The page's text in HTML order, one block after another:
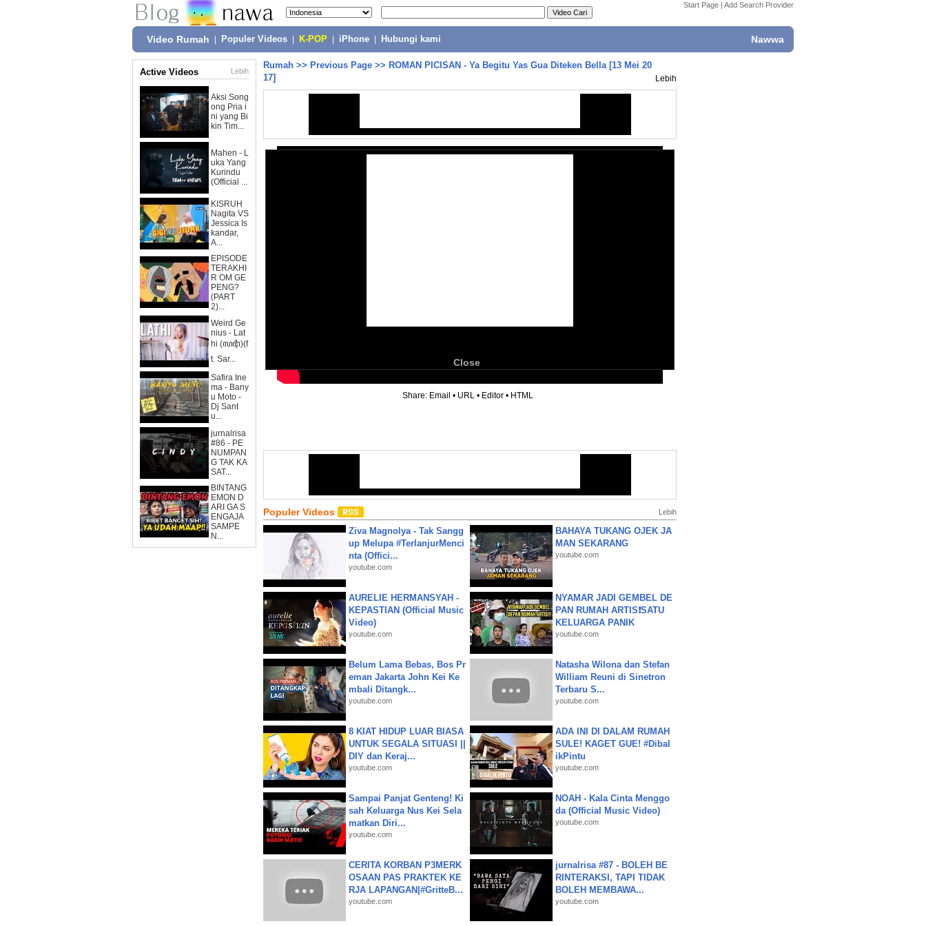
Start Page | Add Search Provider
Video Rumah Populer Videos K-POP iPhone Hubungi kami Nawwa
Active Videos Lebih
Aksi Song
ong Pria i
ni yang Bi
kin Tim...
Mahen - L
uka Yang
Kurindu
(Official ...
KISRUH
Nagita VS
Jessica Is
kandar,
A...
EPISODE
TERAKHI
R OM GE
PENG?
(PART
2)...
Weird Ge
nius - Lat
hi (ꦭꦛꦶ)(f
t. Sar...
Safira Ine
ma - Bany
u Moto -
Dj Sant
u...
jurnalrisa
#86 - PE
NUMPAN
G TAK KA
SAT...
BINTANG
EMON D
ARI GA S
ENGAJA
SAMPE
N...
Rumah >> Previous Page >> ROMAN PICISAN - Ya Begitu Yas Gua Diteken Bella [13 Mei 20
17]
Lebih
Close
Share: Email • URL • Editor • HTML
Populer Videos Lebih
Ziva Magnolya - Tak Sangg
up Melupa #TerlanjurMenci
nta (Offici...
youtube.com
BAHAYA TUKANG OJEK JA
MAN SEKARANG
youtube.com
AURELIE HERMANSYAH -
KEPASTIAN (Official Music
Video)
youtube.com
NYAMAR JADI GEMBEL DE
PAN RUMAH ARTIS❗SATU
KELUARGA PANIK
youtube.com
Belum Lama Bebas, Bos Pr
eman Jakarta John Kei Ke
mbali Ditangk...
youtube.com
Natasha Wilona dan Stefan
William Reuni di Sinetron
Terbaru S...
youtube.com
8 KIAT HIDUP LUAR BIASA
UNTUK SEGALA SITUASI ||
DIY dan Keraj...
youtube.com
ADA INI DI DALAM RUMAH
SULE! KAGET GUE! #Dibal
ikPintu
youtube.com
Sampai Panjat Genteng! Ki
sah Keluarga Nus Kei Sela
matkan Diri...
youtube.com
NOAH - Kala Cinta Menggo
da (Official Music Video)
youtube.com
CERITA KORBAN P3MERK
OSAAN PAS PRAKTEK KE
RJA LAPANGAN|#GritteB...
youtube.com
jurnalrisa #87 - BOLEH BE
RINTERAKSI, TAPI TIDAK
BOLEH MEMBAWA...
youtube.com